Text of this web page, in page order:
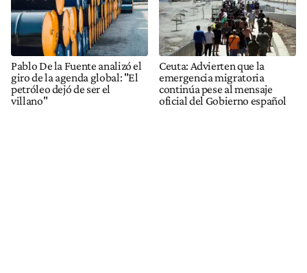
Pablo De la Fuente analizó el
giro de la agenda global: "El
petróleo dejó de ser el
villano"
Ceuta: Advierten que la
emergencia migratoria
continúa pese al mensaje
oficial del Gobierno español